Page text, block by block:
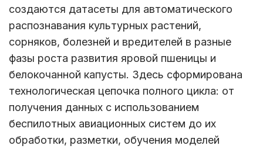
создаются датасеты для автоматического
распознавания культурных растений,
сорняков, болезней и вредителей в разные
фазы роста развития яровой пшеницы и
белокочанной капусты. Здесь сформирована
технологическая цепочка полного цикла: от
получения данных с использованием
беспилотных авиационных систем до их
обработки, разметки, обучения моделей